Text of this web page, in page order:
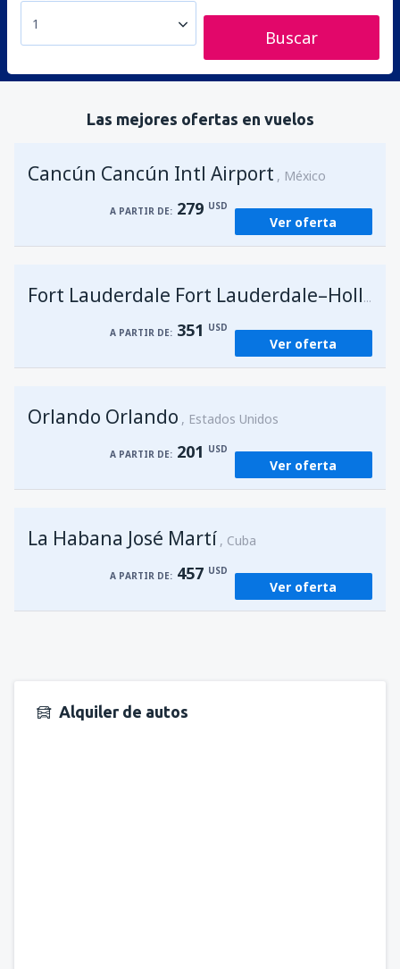
1
Buscar
Las mejores ofertas en vuelos
Cancún Cancún Intl Airport México
A PARTIR DE: 279 USD
Ver oferta
Fort Lauderdale Fort Lauderdale–Hollywood Intl Airport
A PARTIR DE: 351 USD
Ver oferta
Orlando Orlando Estados Unidos
A PARTIR DE: 201 USD
Ver oferta
La Habana José Martí Cuba
A PARTIR DE: 457 USD
Ver oferta
Alquiler de autos